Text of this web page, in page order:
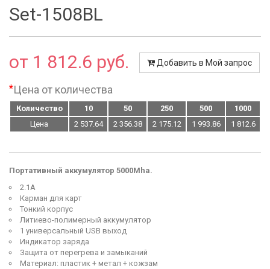
Set-1508BL
от 1 812.6 руб. Добавить в Мой запрос
*Цена от количества
Количество 10 50 250 500
1000
Цена
2 537.64 2 356.38 2 175.12 1 993.86 1 812.6
Портативный аккумулятор 5000Mha.
2.1А
Карман для карт
Тонкий корпус
Литиево-полимерный аккумулятор
1 универсальный USB выход
Индикатор заряда
Защита от перегрева и замыканий
Материал: пластик + метал + кожзам